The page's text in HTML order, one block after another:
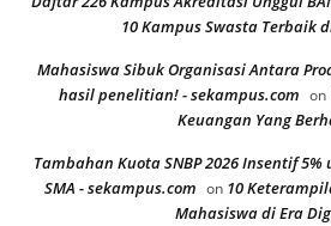
10 Kampus Swasta Terbaik
Mahasiswa Sibuk Organisasi Antara
hasil penelitian! - sekampus.com on
Keuangan Yang
Tambahan Kuota SNBP 2026 Insentif
SMA - sekampus.com on 10
Mahasiswa di Era